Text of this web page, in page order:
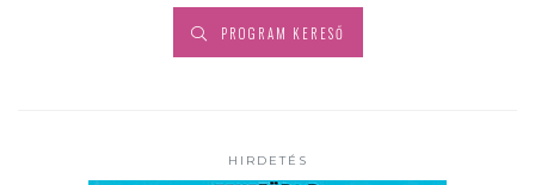
PROGRAM KERESŐ
HIRDETÉS